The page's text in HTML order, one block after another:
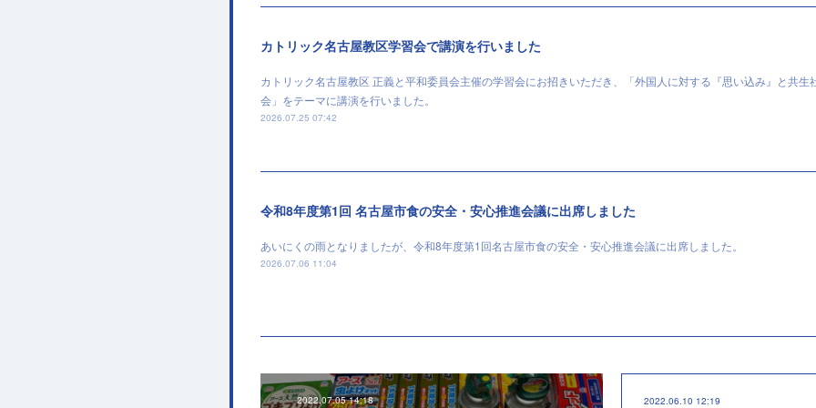
カトリック名古屋教区学習会で講演を行いました
カトリック名古屋教区 正義と平和委員会主催の学習会にお招きいただき、「外国人に対する『思い込み』と共生
会」をテーマに講演を行いました。
2026.07.25 07:42
令和8年度第1回 名古屋市食の安全・安心推進会議に出席しました
あいにくの雨となりましたが、令和8年度第1回名古屋市食の安全・安心推進会議に出席しました。
2026.07.06 11:04
2022.07.05 14:18 2022.06.10 12:19